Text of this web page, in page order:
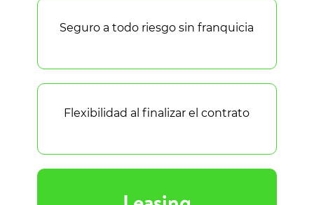
Seguro a todo riesgo sin franquicia
Flexibilidad al finalizar el contrato